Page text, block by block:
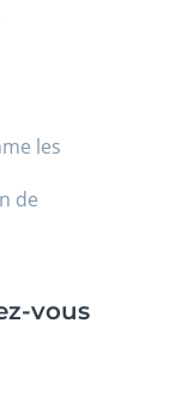
les
de
vous